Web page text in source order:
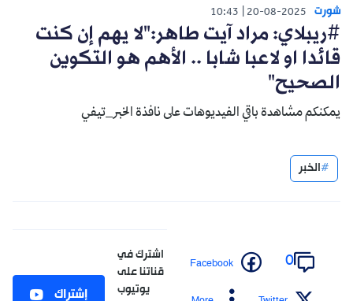
شورت 20-08-2025
10:43
#ريبلاي: مراد آيت طاهر:"لا يهم إن كنت
قائدا او لاعبا شابا .. الأهم هو التكوين
الصحيح"
يمكنكم مشاهدة باقي الفيديوهات على نافذة الخبر_تيفي
الخبر
0
Facebook
اشترك في
قناتنا على
يوتيوب
إشتراك